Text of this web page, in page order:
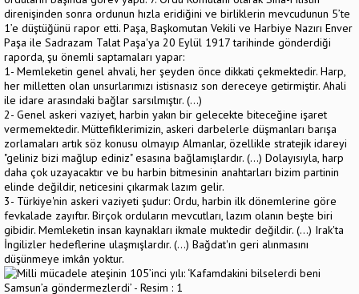
direnişinden sonra ordunun hızla eridiğini ve birliklerin mevcudunun 5’te
1’e düştüğünü rapor etti. Paşa, Başkomutan Vekili ve Harbiye Nazırı Enver
Paşa ile Sadrazam Talat Paşa'ya 20 Eylül 1917 tarihinde gönderdiği
raporda, şu önemli saptamaları yapar:
1- Memleketin genel ahvali, her şeyden önce dikkati çekmektedir. Harp,
her milletten olan unsurlarımızı istisnasız son dereceye getirmiştir. Ahali
ile idare arasındaki bağlar sarsılmıştır. (...)
2- Genel askeri vaziyet, harbin yakın bir gelecekte biteceğine işaret
vermemektedir. Müttefiklerimizin, askeri darbelerle düşmanları barışa
zorlamaları artık söz konusu olmayıp Almanlar, özellikle stratejik idareyi
"geliniz bizi mağlup ediniz" esasına bağlamışlardır. (...) Dolayısıyla, harp
daha çok uzayacaktır ve bu harbin bitmesinin anahtarları bizim partinin
elinde değildir, neticesini çıkarmak lazım gelir.
3- Türkiye'nin askeri vaziyeti şudur: Ordu, harbin ilk dönemlerine göre
fevkalade zayıftır. Birçok orduların mevcutları, lazım olanın beşte biri
gibidir. Memleketin insan kaynakları ikmale muktedir değildir. (...) Irak'ta
İngilizler hedeflerine ulaşmışlardır. (...) Bağdat'ın geri alınmasını
düşünmeye imkân yoktur.